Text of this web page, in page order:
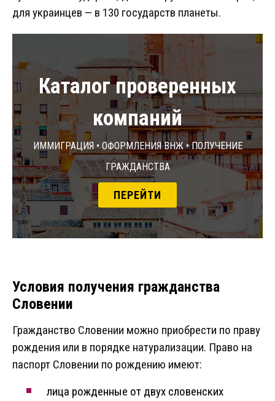
для украинцев — в 130 государств планеты.
Каталог проверенных
компаний
Иммиграция • Оформления ВНЖ • Получение
гражданства
ПЕРЕЙТИ
Условия получения гражданства
Словении
Гражданство Словении можно приобрести по праву
рождения или в порядке натурализации. Право на
паспорт Словении по рождению имеют:
лица рожденные от двух словенских